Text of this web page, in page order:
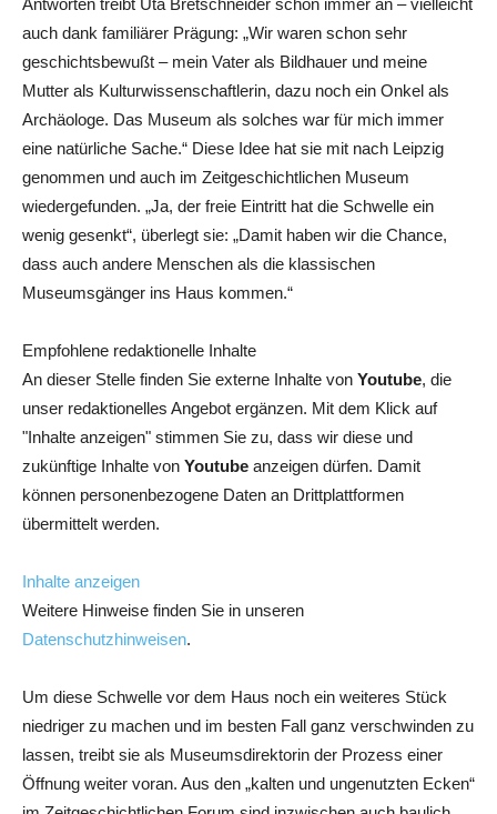
Antworten treibt Uta Bretschneider schon immer an – vielleicht
auch dank familiärer Prägung: „Wir waren schon sehr
geschichtsbewußt – mein Vater als Bildhauer und meine
Mutter als Kulturwissenschaftlerin, dazu noch ein Onkel als
Archäologe. Das Museum als solches war für mich immer
eine natürliche Sache.“ Diese Idee hat sie mit nach Leipzig
genommen und auch im Zeitgeschichtlichen Museum
wiedergefunden. „Ja, der freie Eintritt hat die Schwelle ein
wenig gesenkt“, überlegt sie: „Damit haben wir die Chance,
dass auch andere Menschen als die klassischen
Museumsgänger ins Haus kommen.“
Empfohlene redaktionelle Inhalte
An dieser Stelle finden Sie externe Inhalte von Youtube, die
unser redaktionelles Angebot ergänzen. Mit dem Klick auf
"Inhalte anzeigen" stimmen Sie zu, dass wir diese und
zukünftige Inhalte von Youtube anzeigen dürfen. Damit
können personenbezogene Daten an Drittplattformen
übermittelt werden.
Inhalte anzeigen
Weitere Hinweise finden Sie in unseren
Datenschutzhinweisen.
Um diese Schwelle vor dem Haus noch ein weiteres Stück
niedriger zu machen und im besten Fall ganz verschwinden zu
lassen, treibt sie als Museumsdirektorin der Prozess einer
Öffnung weiter voran. Aus den „kalten und ungenutzten Ecken“